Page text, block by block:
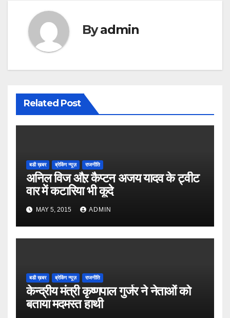
Byadmin
Related Post
बडी ख़बर ब्रेकिंग न्यूज़ राजनीति
अनिल विज औऱ कैप्टन अजय यादव के ट्वीट
वार में कटारिया भी कूदे
MAY 5, 2015 ADMIN
बडी ख़बर ब्रेकिंग न्यूज़ राजनीति
केन्द्रीय मंत्री कृष्णपाल गुर्जर ने नेताओं को
बताया मदमस्त हाथी